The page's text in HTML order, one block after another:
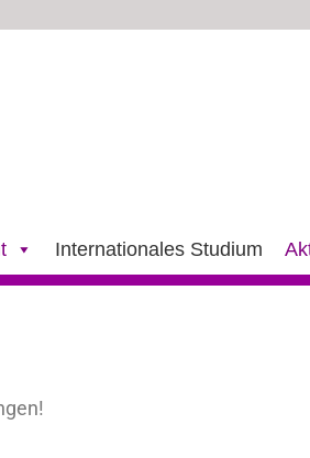
Internationales Studium